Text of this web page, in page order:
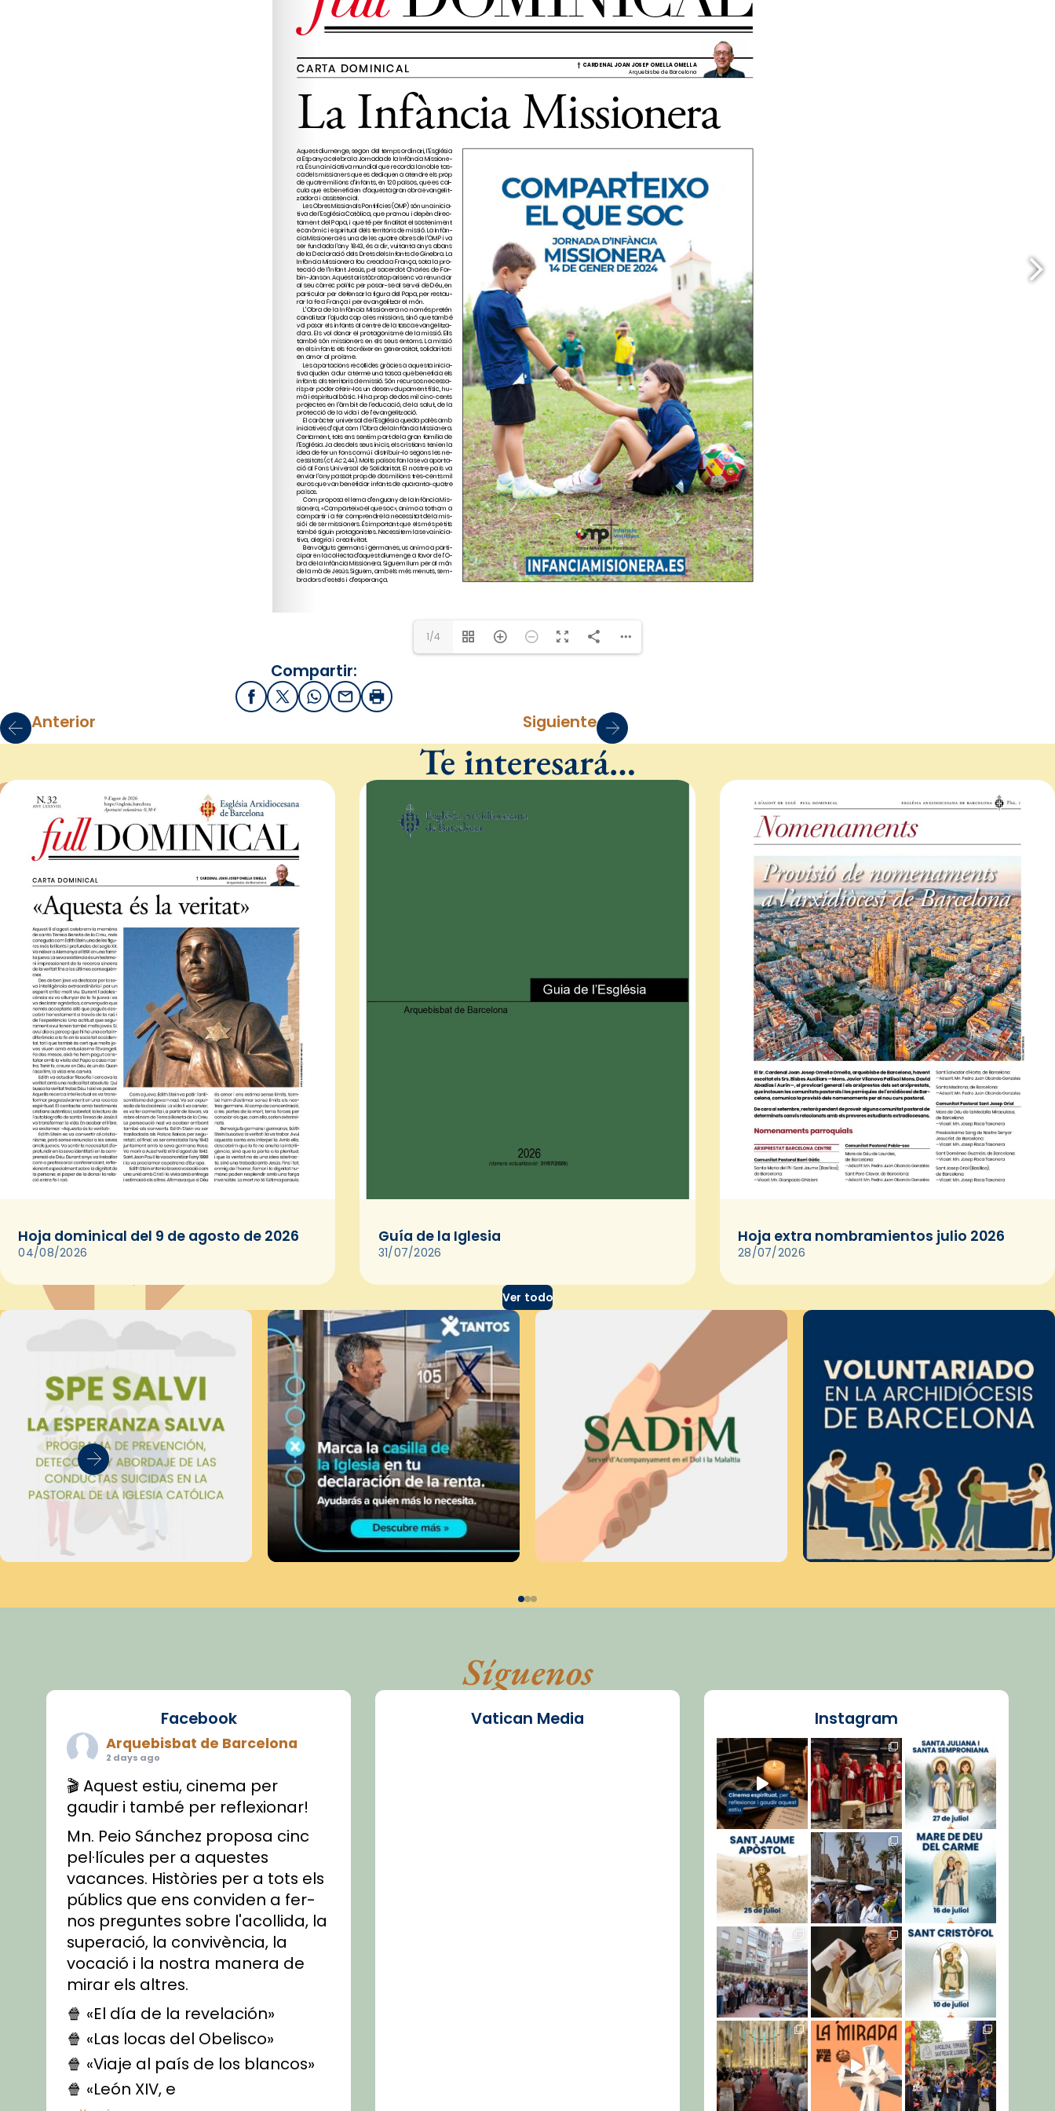
Social Cristià (www.elcorrent.cat), un
1/4
Compartir:
FacebookX / Twitter
WhatsApp
EmailImprimir
Anterior Siguiente
Te interesará…
Hoja dominical del 9 de agosto de 2026
04/08/2026
Guía de la Iglesia
31/07/2026
Hoja extra nombramientos julio 2026
28/07/2026
Ver todo
Síguenos
Facebook
Arquebisbat de Barcelona
2 days ago
🎬 Aquest estiu, cinema per
gaudir i també per reflexionar!
Mn. Peio Sánchez proposa cinc
pel·lícules per a aquestes
vacances. Històries per a tots els
públics que ens conviden a fer-
nos preguntes sobre l'acollida, la
superació, la convivència, la
vocació i la nostra manera de
mirar els altres.
🍿 «El día de la revelación»
🍿 «Las locas del Obelisco»
🍿 «Viaje al país de los blancos»
🍿 «León XIV, e
Vatican Media Instagram